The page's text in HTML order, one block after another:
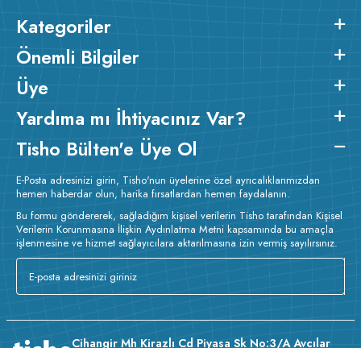
Kategoriler
Önemli Bilgiler
Üye
Yardıma mı İhtiyacınız Var?
Tisho Bülten'e Üye Ol
E-Posta adresinizi girin, Tisho'nun üyelerine özel ayrıcalıklarımızdan
hemen haberdar olun, harika fırsatlardan hemen faydalanın.
Bu formu göndererek, sağladığım kişisel verilerin Tisho tarafından Kişisel
Verilerin Korunmasına İlişkin Aydınlatma Metni kapsamında bu amaçla
işlenmesine ve hizmet sağlayıcılara aktarılmasına izin vermiş sayılırsınız.
Cihangir Mh Kirazlı Cd Piyasa Sk No:3/A Avcılar